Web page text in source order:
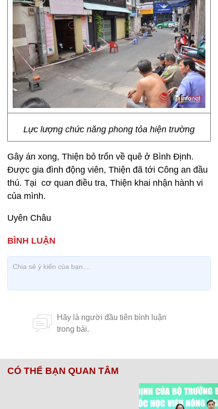
Lực lượng chức năng phong tỏa hiện trường
Gây án xong, Thiện bỏ trốn về quê ở Bình Định.
Được gia đình động viên, Thiện đã tới Công an đầu
thú. Tại cơ quan điều tra, Thiện khai nhận hành vi
của mình.
Uyên Châu
CÓ THỂ BẠN QUAN TÂM